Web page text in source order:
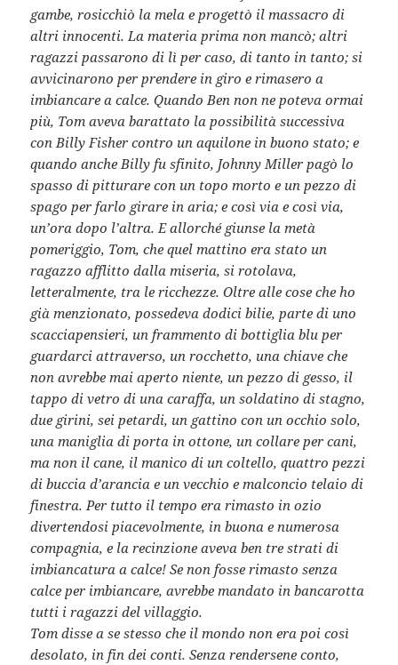
gambe, rosicchiò la mela e progettò il massacro di
altri innocenti. La materia prima non mancò; altri
ragazzi passarono di lì per caso, di tanto in tanto; si
avvicinarono per prendere in giro e rimasero a
imbiancare a calce. Quando Ben non ne poteva ormai
più, Tom aveva barattato la possibilità successiva
con Billy Fisher contro un aquilone in buono stato; e
quando anche Billy fu sfinito, Johnny Miller pagò lo
spasso di pitturare con un topo morto e un pezzo di
spago per farlo girare in aria; e così via e così via,
un’ora dopo l’altra. E allorché giunse la metà
pomeriggio, Tom, che quel mattino era stato un
ragazzo afflitto dalla miseria, si rotolava,
letteralmente, tra le ricchezze. Oltre alle cose che ho
già menzionato, possedeva dodici bilie, parte di uno
scacciapensieri, un frammento di bottiglia blu per
guardarci attraverso, un rocchetto, una chiave che
non avrebbe mai aperto niente, un pezzo di gesso, il
tappo di vetro di una caraffa, un soldatino di stagno,
due girini, sei petardi, un gattino con un occhio solo,
una maniglia di porta in ottone, un collare per cani,
ma non il cane, il manico di un coltello, quattro pezzi
di buccia d’arancia e un vecchio e malconcio telaio di
finestra. Per tutto il tempo era rimasto in ozio
divertendosi piacevolmente, in buona e numerosa
compagnia, e la recinzione aveva ben tre strati di
imbiancatura a calce! Se non fosse rimasto senza
calce per imbiancare, avrebbe mandato in bancarotta
tutti i ragazzi del villaggio.
Tom disse a se stesso che il mondo non era poi così
desolato, in fin dei conti. Senza rendersene conto,